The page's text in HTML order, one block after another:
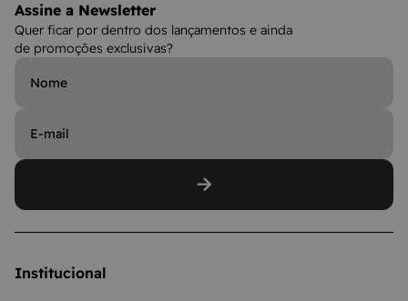
Assine a Newsletter
Quer ficar por dentro dos lançamentos e ainda
de promoções exclusivas?
Institucional